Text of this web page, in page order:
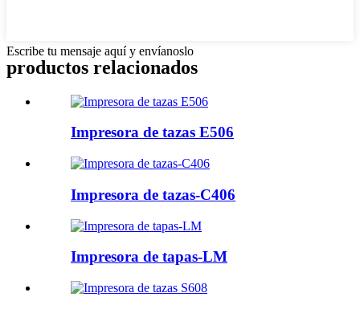
Escribe tu mensaje aquí y envíanoslo
productos relacionados
Impresora de tazas E506
Impresora de tazas-C406
Impresora de tapas-LM